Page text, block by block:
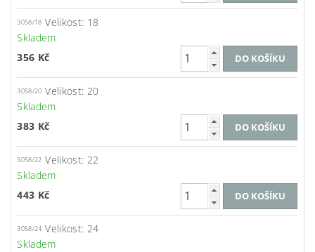
3058/18 Velikost: 18
Skladem
356 Kč
3058/20 Velikost: 20
Skladem
383 Kč
3058/22 Velikost: 22
Skladem
443 Kč
3058/24 Velikost: 24
Skladem